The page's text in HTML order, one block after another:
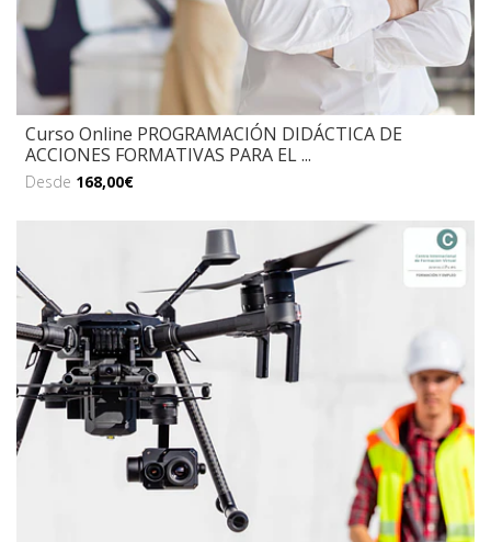
Curso Online PROGRAMACIÓN DIDÁCTICA DE
ACCIONES FORMATIVAS PARA EL ...
Desde 168,00€